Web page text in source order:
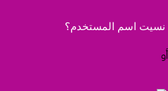
اسم المستخدم؟